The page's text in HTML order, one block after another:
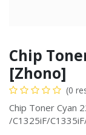
Chip
[Zhono]
(0
Chip Toner Cyan
/C1325iF/